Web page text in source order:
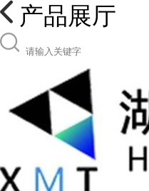
产品展厅